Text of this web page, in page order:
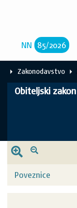
NN 85/2026
Zakonodavstvo
Obiteljski zakon
Poveznice